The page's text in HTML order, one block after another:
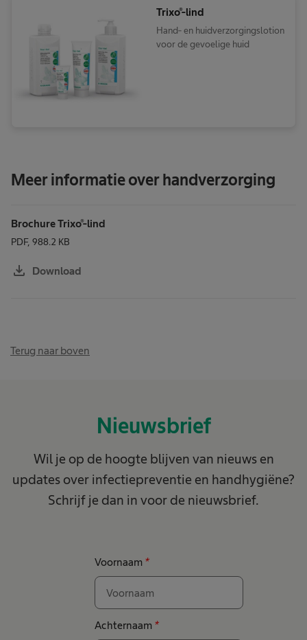
Trixo®-lind
Hand- en huidverzorgingslotion
voor de gevoelige huid
Meer informatie over handverzorging
Brochure Trixo®-lind
PDF, 988.2 KB
download Download
Terug naar boven
Nieuwsbrief
Wil je op de hoogte blijven van nieuws en
updates over infectiepreventie en handhygiëne?
Schrijf je dan in voor de nieuwsbrief.
Voornaam *
Achternaam *